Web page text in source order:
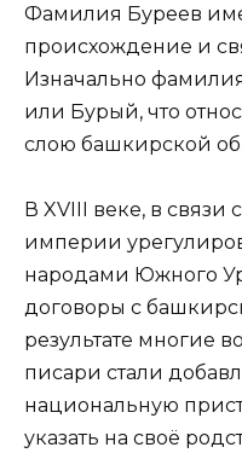
Фамилия Буреев
происхождение и
Изначально
или Бурый, что
слою башкирской
В XVIII веке, в
империи
народами Южного
договоры с
результате многие
писари стали
национальную
указать на своё